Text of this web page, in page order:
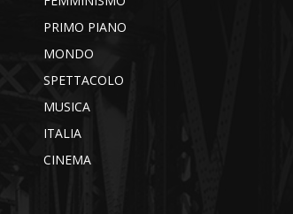
PRIMO PIANO
MONDO
SPETTACOLO
MUSICA
ITALIA
CINEMA